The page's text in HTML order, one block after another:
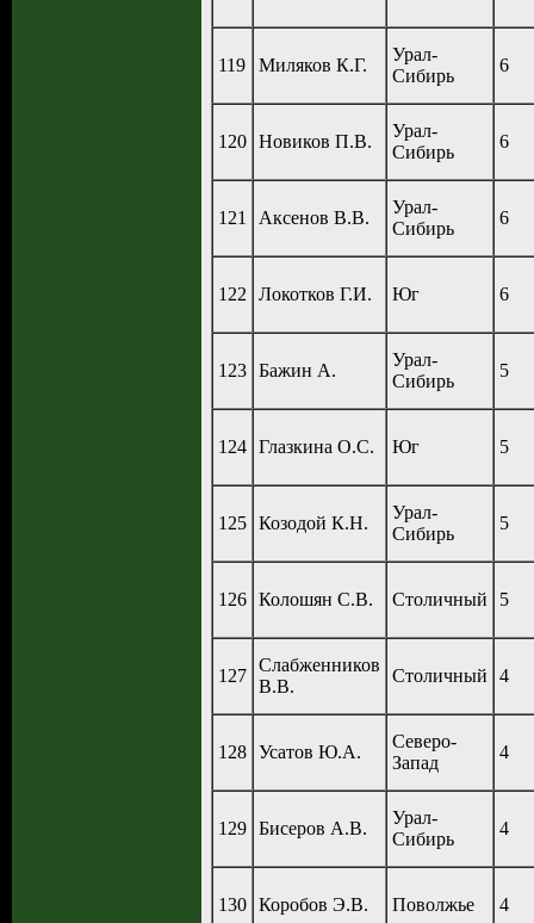
119 Миляков К.Г.
Урал-
Сибирь
6
120 Новиков П.В.
Урал-
Сибирь
6
121 Аксенов В.В.
Урал-
Сибирь
6
122 Локотков Г.И. Юг 6
123 Бажин А.
Урал-
Сибирь
5
124 Глазкина О.С. Юг 5
125 Козодой К.Н.
Урал-
Сибирь
5
126 Колошян С.В. Столичный 5
127
Слабженников
В.В.
Столичный 4
128 Усатов Ю.А.
Северо-
Запад
4
129 Бисеров А.В.
Урал-
Сибирь
4
130 Коробов Э.В. Поволжье 4